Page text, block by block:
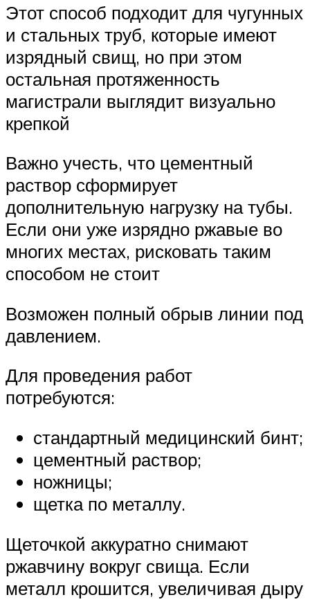
Этот способ подходит для чугунных
и стальных труб, которые имеют
изрядный свищ, но при этом
остальная протяженность
магистрали выглядит визуально
крепкой
Важно учесть, что цементный
раствор сформирует
дополнительную нагрузку на тубы.
Если они уже изрядно ржавые во
многих местах, рисковать таким
способом не стоит
Возможен полный обрыв линии под
давлением.
Для проведения работ
потребуются:
стандартный медицинский бинт;
цементный раствор;
ножницы;
щетка по металлу.
Щеточкой аккуратно снимают
ржавчину вокруг свища. Если
металл крошится, увеличивая дыру